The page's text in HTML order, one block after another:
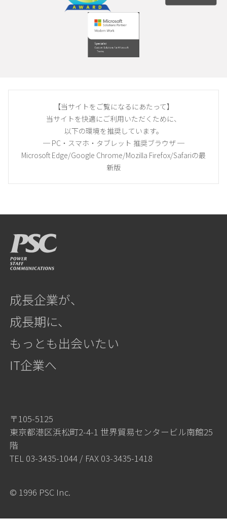
【当サイトをご覧になるにあたって】
当サイトを快適にご利用いただくために、
以下の環境を推奨しています。
─ PC・スマホ・タブレット 推奨ブラウザ ─
Microsoft Edge/Google Chrome/Mozilla Firefox/Safariの最
新版
成長企業が、
成長期に、
もっとも出会いたい
IT企業へ
〒105-5125
東京都港区浜松町2-4-1 世界貿易センタービル南館25
階
TEL 03-3435-1044 / FAX 03-3435-1418
© 1996 PSC Inc.